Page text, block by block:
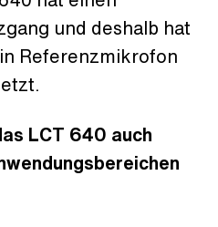
und deshalb hat
Referenzmikrofon
LCT 640 auch